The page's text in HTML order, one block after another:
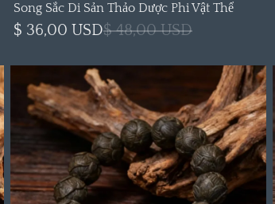
Song Sắc Di Sản Thảo Dược Phi Vật Thể
$ 36,00 USD$ 48,00 USD